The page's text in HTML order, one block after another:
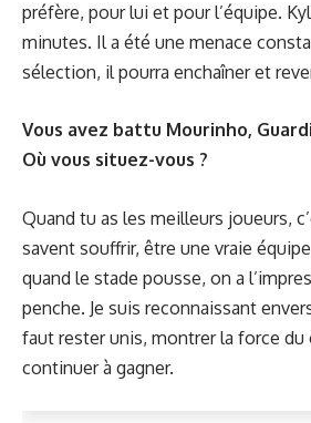
préfère, pour lui et pour l’équipe.
minutes. Il a été une menace
sélection, il pourra enchaîner et
Vous avez battu Mourinho,
Où vous situez-vous ?
Quand tu as les meilleurs joueurs,
savent souffrir, être une vraie
quand le stade pousse, on a
penche. Je suis reconnaissant
faut rester unis, montrer la force
continuer à gagner.